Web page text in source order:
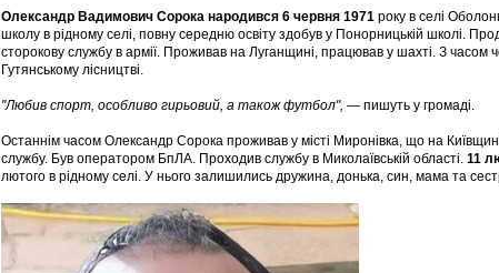
Олександр Вадимович Сорока народився 6 червня 1971 року в селі
школу в рідному селі, повну середню освіту здобув у Понорницькій школі.
сторокову службу в армії. Проживав на Луганщині, працював у шахті. З
Гутянському лісництві.
"Любив спорт, особливо гирьовий, а також футбол", — пишуть у громаді.
Останнім часом Олександр Сорока проживав у місті Миронівка, що на
службу. Був оператором БпЛА. Проходив службу в Миколаївській області. 11
лютого в рідному селі. У нього залишились дружина, донька, син, мама та